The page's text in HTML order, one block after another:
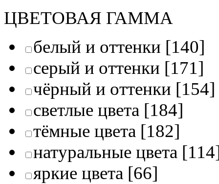
ЦВЕТОВАЯ ГАММА
белый и оттенки [140]
серый и оттенки [171]
чёрный и оттенки [154]
светлые цвета [184]
тёмные цвета [182]
натуральные цвета
яркие цвета [66]